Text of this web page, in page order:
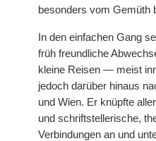
besonders vom Gemüth
In den einfachen Gang
früh freundliche
kleine Reisen — meist
jedoch darüber hinaus
und Wien. Er knüpfte
und schriftstellerische,
Verbindungen an und